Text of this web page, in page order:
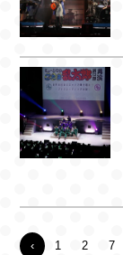
‹ 1 2 7